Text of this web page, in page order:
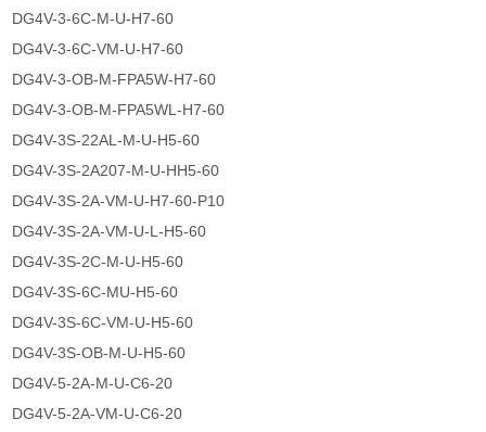
DG4V-3-6C-M-U-H7-60
DG4V-3-6C-VM-U-H7-60
DG4V-3-OB-M-FPA5W-H7-60
DG4V-3-OB-M-FPA5WL-H7-60
DG4V-3S-22AL-M-U-H5-60
DG4V-3S-2A207-M-U-HH5-60
DG4V-3S-2A-VM-U-H7-60-P10
DG4V-3S-2A-VM-U-L-H5-60
DG4V-3S-2C-M-U-H5-60
DG4V-3S-6C-MU-H5-60
DG4V-3S-6C-VM-U-H5-60
DG4V-3S-OB-M-U-H5-60
DG4V-5-2A-M-U-C6-20
DG4V-5-2A-VM-U-C6-20